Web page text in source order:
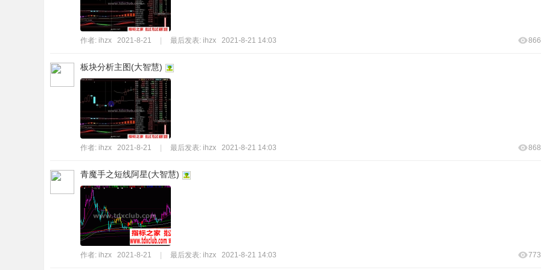
作者: ihzx 2021-8-21 最后发表: ihzx 2021-8-21 14:03 866
板块分析主图(大智慧)
作者: ihzx 2021-8-21 最后发表: ihzx 2021-8-21 14:03 868
青魔手之短线阿星(大智慧)
作者: ihzx 2021-8-21 最后发表: ihzx 2021-8-21 14:03 773